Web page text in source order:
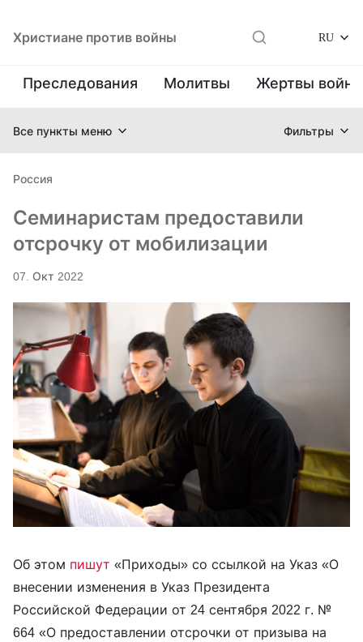
Христиане против войны RU
Преследования Молитвы Жертвы
Все пункты меню Фильтры
Россия
Семинаристам предоставили
отсрочку от мобилизации
07. Окт 2022
Об этом пишут «Приходы» со ссылкой на Указ «О
внесении изменения в Указ Президента
Российской Федерации от 24 сентября 2022 г. №
664 «О предоставлении отсрочки от призыва на